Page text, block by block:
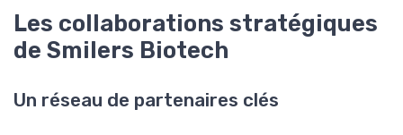
Les collaborations stratégiques
de Smilers Biotech
Un réseau de partenaires clés